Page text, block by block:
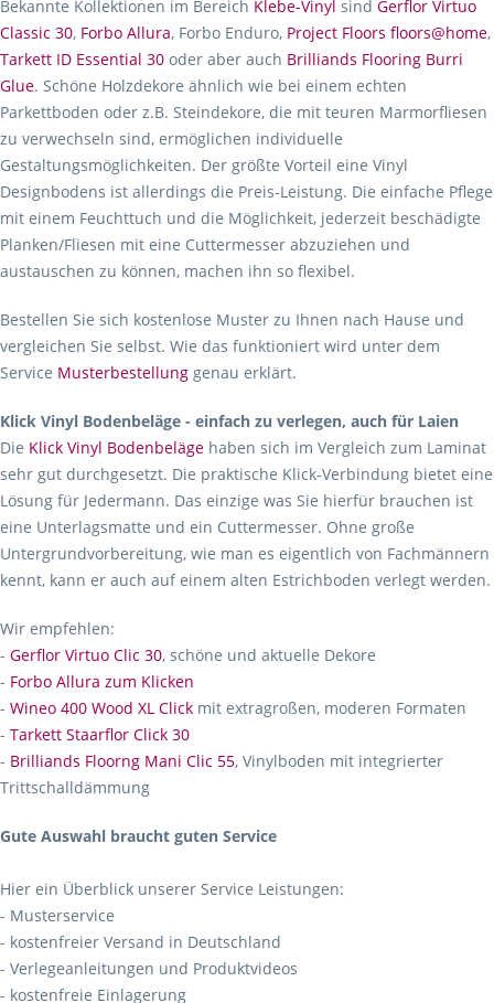
Bekannte Kollektionen im Bereich Klebe-Vinyl sind Gerflor Virtuo
Classic 30, Forbo Allura, Forbo Enduro, Project Floors floors@home,
Tarkett ID Essential 30 oder aber auch Brilliands Flooring Burri
Glue. Schöne Holzdekore ähnlich wie bei einem echten
Parkettboden oder z.B. Steindekore, die mit teuren Marmorfliesen
zu verwechseln sind, ermöglichen individuelle
Gestaltungsmöglichkeiten. Der größte Vorteil eine Vinyl
Designbodens ist allerdings die Preis-Leistung. Die einfache Pflege
mit einem Feuchttuch und die Möglichkeit, jederzeit beschädigte
Planken/Fliesen mit eine Cuttermesser abzuziehen und
austauschen zu können, machen ihn so flexibel.
Bestellen Sie sich kostenlose Muster zu Ihnen nach Hause und
vergleichen Sie selbst. Wie das funktioniert wird unter dem
Service Musterbestellung genau erklärt.
Klick Vinyl Bodenbeläge - einfach zu verlegen, auch für Laien
Die Klick Vinyl Bodenbeläge haben sich im Vergleich zum Laminat
sehr gut durchgesetzt. Die praktische Klick-Verbindung bietet eine
Lösung für Jedermann. Das einzige was Sie hierfür brauchen ist
eine Unterlagsmatte und ein Cuttermesser. Ohne große
Untergrundvorbereitung, wie man es eigentlich von Fachmännern
kennt, kann er auch auf einem alten Estrichboden verlegt werden.
Wir empfehlen:
- Gerflor Virtuo Clic 30, schöne und aktuelle Dekore
- Forbo Allura zum Klicken
- Wineo 400 Wood XL Click mit extragroßen, moderen Formaten
- Tarkett Staarflor Click 30
- Brilliands Floorng Mani Clic 55, Vinylboden mit integrierter
Trittschalldämmung
Gute Auswahl braucht guten Service
Hier ein Überblick unserer Service Leistungen:
- Musterservice
- kostenfreier Versand in Deutschland
- Verlegeanleitungen und Produktvideos
- kostenfreie Einlagerung